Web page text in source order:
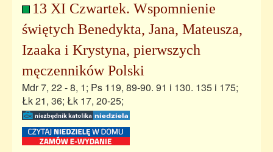
13 XI Czwartek. Wspomnienie
świętych Benedykta, Jana, Mateusza,
Izaaka i Krystyna, pierwszych
męczenników Polski
Mdr 7, 22 - 8, 1; Ps 119, 89-90. 91 i 130. 135 i 175;
Łk 21, 36; Łk 17, 20-25;